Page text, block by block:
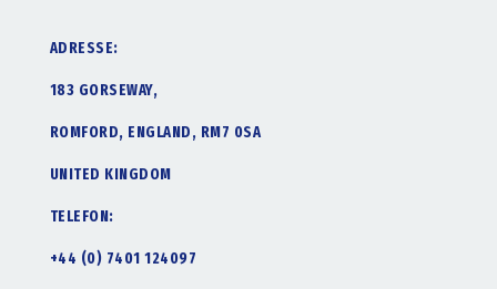
ADRESSE:
183 GORSEWAY,
ROMFORD, ENGLAND, RM7 0SA
UNITED KINGDOM
TELEFON:
+44 (0) 7401 124097